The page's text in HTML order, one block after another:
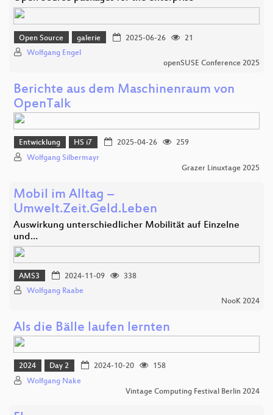
Open Source galerie 2025-06-26
21
Wolfgang Engel
openSUSE Conference 2025
Berichte aus dem Maschinenraum von
OpenTalk
Entwicklung HS i7 2025-04-26
259
Wolfgang Silbermayr
Grazer Linuxtage 2025
Mobil im Alltag –
Umwelt.Zeit.Geld.Leben
Auswirkung unterschiedlicher Mobilität auf Einzelne
und…
AMS3 2024-11-09
338
Wolfgang Raabe
NooK 2024
Als die Bälle laufen lernten
2024 Day 2 2024-10-20
158
Wolfgang Nake
Vintage Computing Festival Berlin 2024